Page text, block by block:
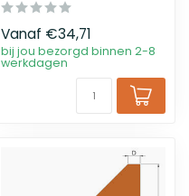
Vanaf €34,71
bij jou bezorgd binnen 2-8
werkdagen